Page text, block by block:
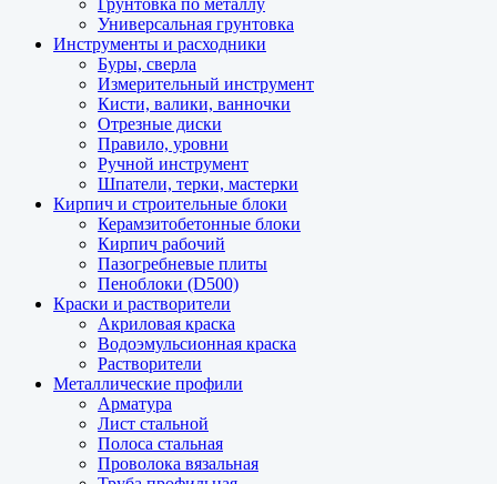
Грунтовка по металлу
Универсальная грунтовка
Инструменты и расходники
Буры, сверла
Измерительный инструмент
Кисти, валики, ванночки
Отрезные диски
Правило, уровни
Ручной инструмент
Шпатели, терки, мастерки
Кирпич и строительные блоки
Керамзитобетонные блоки
Кирпич рабочий
Пазогребневые плиты
Пеноблоки (D500)
Краски и растворители
Акриловая краска
Водоэмульсионная краска
Растворители
Металлические профили
Арматура
Лист стальной
Полоса стальная
Проволока вязальная